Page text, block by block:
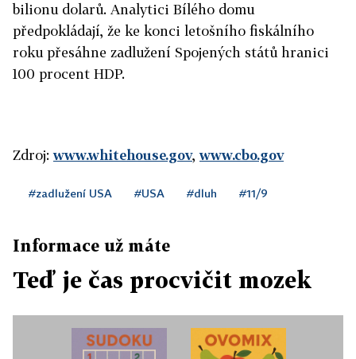
bilionu dolarů. Analytici Bílého domu
předpokládají, že ke konci letošního fiskálního
roku přesáhne zadlužení Spojených států hranici
100 procent HDP.
Zdroj:www.whitehouse.gov,www.cbo.gov
#zadlužení USA #USA #dluh #11/9
Informace už máte
Teď je čas procvičit mozek